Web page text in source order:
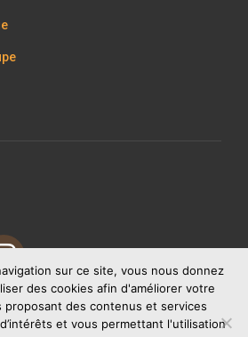
sur ce site, vous nous donnez
des cookies afin d'améliorer votre
proposant des contenus et services
et vous permettant l'utilisation